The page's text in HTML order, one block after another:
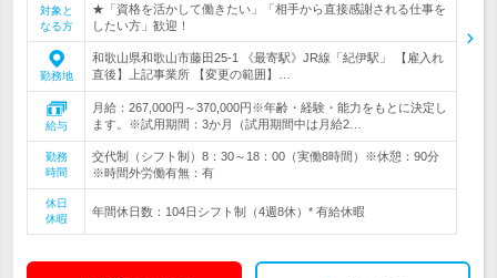
対象と
なる方
★「資格を活かして働きたい」「相手から直接感謝される仕事を
したい方」歓迎！
勤務地
和歌山県和歌山市藤田25-1 《最寄駅》JR線「紀伊駅」 【雇入れ
直後】上記事業所 【変更の範囲】…
給与
月給：267,000円～370,000円※年齢・経験・能力をもとに決定し
ます。※試用期間：3か月（試用期間中は月給2…
勤務
時間
交代制（シフト制）8：30～18：00（実働8時間）※休憩：90分
※時間外労働有無：有
休日
休暇
年間休日数：104日シフト制（4週8休）* 有給休暇